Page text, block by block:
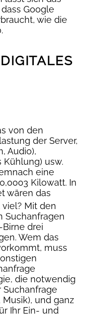
Google
wie die
von den
der Server,
Audio),
usw.
eine
Kilowatt. In
wären das
Mit den
Suchanfragen
drei
Wem das
muss
die notwendig
Suchanfrage
Musik), und ganz
Ihr Ein- und